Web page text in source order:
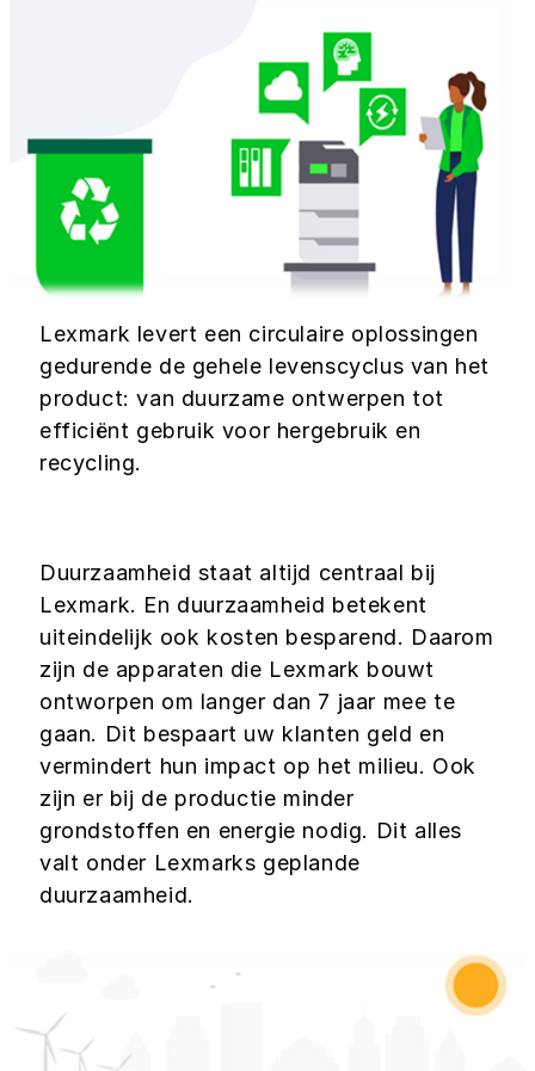
Lexmark levert een circulaire oplossingen
gedurende de gehele levenscyclus van het
product: van duurzame ontwerpen tot
efficiënt gebruik voor hergebruik en
recycling.
Duurzaamheid staat altijd centraal bij
Lexmark. En duurzaamheid betekent
uiteindelijk ook kosten besparend. Daarom
zijn de apparaten die Lexmark bouwt
ontworpen om langer dan 7 jaar mee te
gaan. Dit bespaart uw klanten geld en
vermindert hun impact op het milieu. Ook
zijn er bij de productie minder
grondstoffen en energie nodig. Dit alles
valt onder Lexmarks geplande
duurzaamheid.